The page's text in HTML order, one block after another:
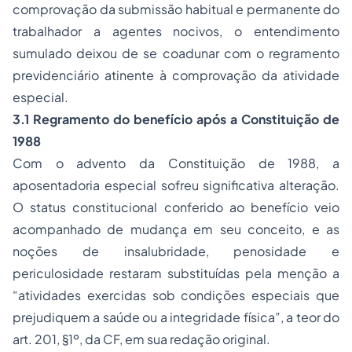
comprovação da submissão habitual e permanente do
trabalhador a agentes nocivos, o entendimento
sumulado deixou de se coadunar com o regramento
previdenciário atinente à comprovação da atividade
especial.
3.1 Regramento do benefício após a Constituição de
1988
Com o advento da Constituição de 1988, a
aposentadoria especial sofreu significativa alteração.
O status constitucional conferido ao benefício veio
acompanhado de mudança em seu conceito, e as
noções de insalubridade, penosidade e
periculosidade restaram substituídas pela menção a
“atividades exercidas sob condições especiais que
prejudiquem a saúde ou a integridade física”, a teor do
art. 201, §1º, da CF, em sua redação original.